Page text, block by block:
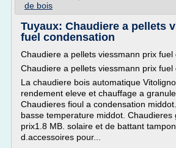
de bois
Tuyaux: Chaudiere a pellets
fuel condensation
Chaudiere a pellets viessmann prix fuel
Chaudiere a pellets viessmann prix fuel
La chaudiere bois automatique
rendement eleve et chauffage a
Chaudieres fioul a condensation
basse temperature middot. Chaudieres
prix1.8 MB. solaire et de battant
d.accessoires pour...